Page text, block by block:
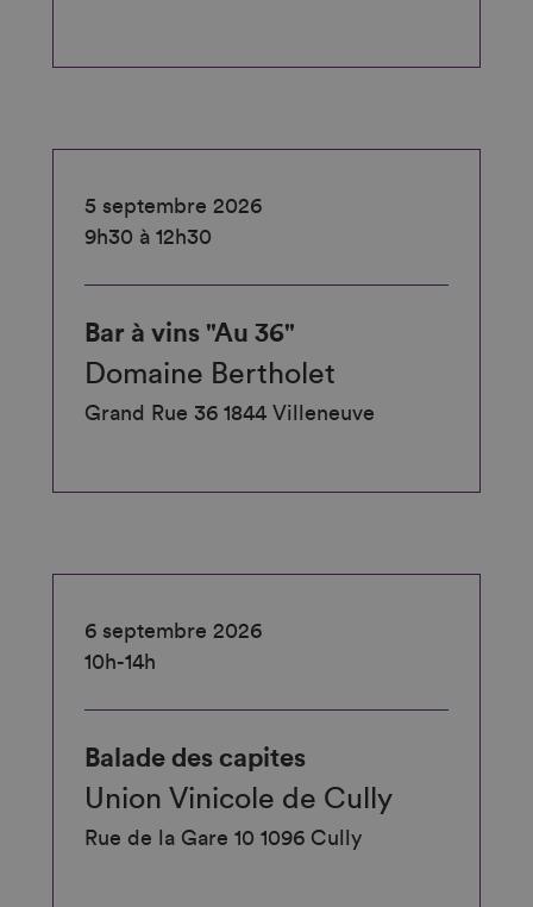
5 septembre 2026
9h30 à 12h30
Bar à vins "Au 36"
Domaine Bertholet
Grand Rue 36 1844 Villeneuve
6 septembre 2026
10h-14h
Balade des capites
Union Vinicole de Cully
Rue de la Gare 10 1096 Cully